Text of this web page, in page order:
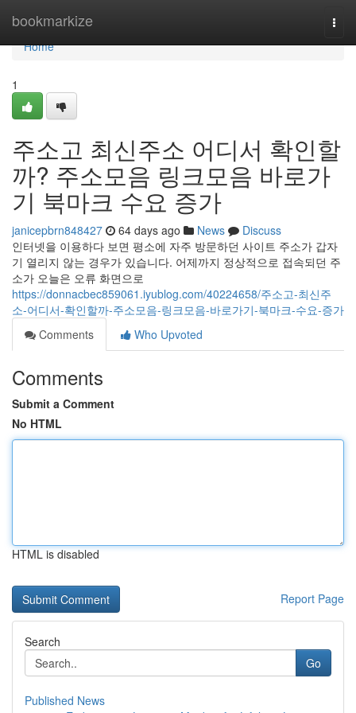
bookmarkize
Home
Home
1
주소고 최신주소 어디서 확인할
까? 주소모음 링크모음 바로가
기 북마크 수요 증가
janicepbrn848427 64 days ago News
Discuss
인터넷을 이용하다 보면 평소에 자주 방문하던 사이트 주소가 갑자
기 열리지 않는 경우가 있습니다. 어제까지 정상적으로 접속되던 주
소가 오늘은 오류 화면으로
https://donnacbec859061.iyublog.com/40224658/주소고-최신주
소-어디서-확인할까-주소모음-링크모음-바로가기-북마크-수요-증가
Comments
Who Upvoted
Comments
Submit a Comment
No HTML
HTML is disabled
Report Page
Search
Go
Published News